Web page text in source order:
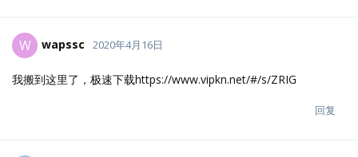
W wapssc 2020年4月16日
我搬到这里了，极速下载https://www.vipkn.net/#/s/ZRIG
回复